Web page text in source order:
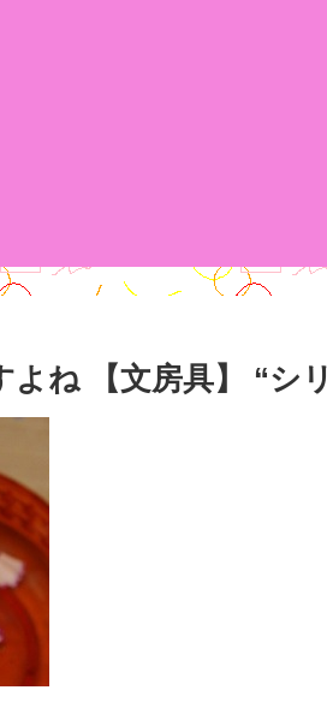
よね 【文房具】 “シ